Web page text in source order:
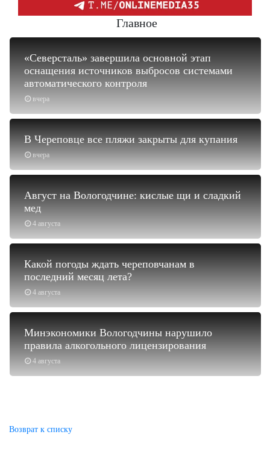
Главное
вчера
«Северсталь» завершила основной этап
оснащения источников выбросов системами
автоматического контроля
вчера
В Череповце все пляжи закрыты для купания
4 августа
Август на Вологодчине: кислые щи и сладкий
мед
4 августа
Какой погоды ждать череповчанам в
последний месяц лета?
4 августа
Минэкономики Вологодчины нарушило
правила алкогольного лицензирования
Возврат к списку